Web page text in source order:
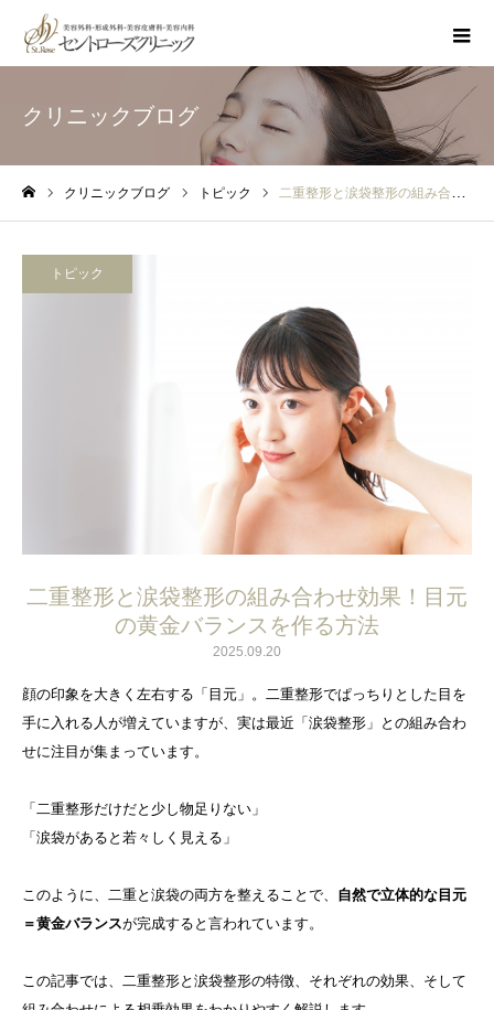
クリニックブログ
クリニックブログ トピック 二重整形と涙袋整形の組み合わせ効果！目元の黄金バランスを作る方法
トピック
二重整形と涙袋整形の組み合わせ効果！目元
の黄金バランスを作る方法
2025.09.20
顔の印象を大きく左右する「目元」。二重整形でぱっちりとした目を
手に入れる人が増えていますが、実は最近「涙袋整形」との組み合わ
せに注目が集まっています。
「二重整形だけだと少し物足りない」
「涙袋があると若々しく見える」
このように、二重と涙袋の両方を整えることで、 自然で立体的な目元
＝黄金バランスが完成すると言われています。
この記事では、二重整形と涙袋整形の特徴、それぞれの効果、そして